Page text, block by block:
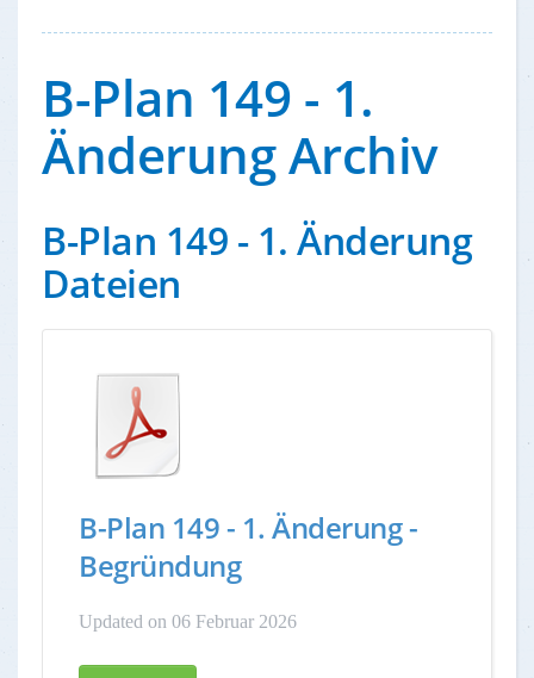
B-Plan 149 - 1.
Änderung Archiv
B-Plan 149 - 1. Änderung
Dateien
B-Plan 149 - 1. Änderung -
Begründung
Updated on 06 Februar 2026